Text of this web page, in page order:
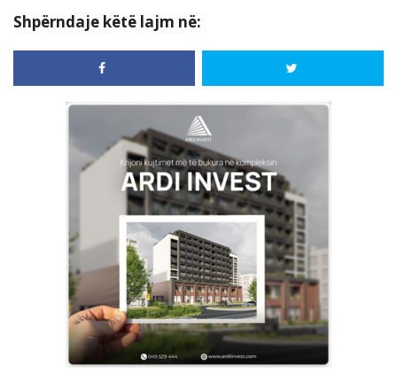
Shpërndaje këtë lajm në: